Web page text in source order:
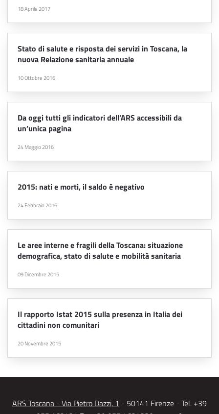
18 Aprile 2017
Stato di salute e risposta dei servizi in Toscana, la
nuova Relazione sanitaria annuale
10 Ottobre 2016
Da oggi tutti gli indicatori dell’ARS accessibili da
un’unica pagina
24 Maggio 2016
2015: nati e morti, il saldo è negativo
24 Febbraio 2016
Le aree interne e fragili della Toscana: situazione
demografica, stato di salute e mobilità sanitaria
09 Dicembre 2015
Il rapporto Istat 2015 sulla presenza in Italia dei
cittadini non comunitari
20 Novembre 2015
ARS Toscana - Via Pietro Dazzi, 1 - 50141 Firenze - Tel. +39